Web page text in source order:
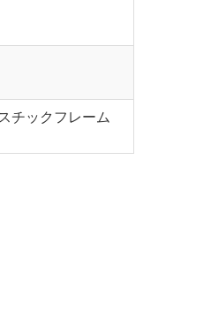
チックフレーム